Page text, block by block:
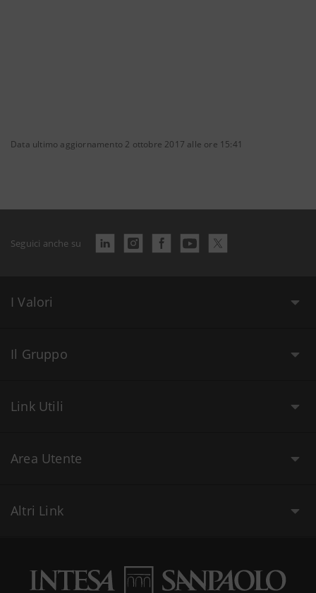
Data ultimo aggiornamento 2 ottobre 2017 alle ore 15:41
Seguici anche su
I Valori
Il Gruppo
Link Utili
Area Utente
Altri Link